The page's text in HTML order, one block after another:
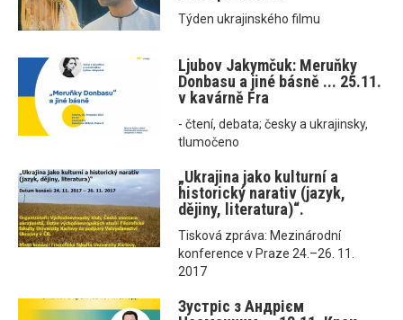
Týden ukrajinského filmu
Ljubov Jakymčuk: Meruňky
Donbasu a jiné básně ... 25.11.
v kavárně Fra
- čtení, debata; česky a ukrajinsky,
tlumočeno
„Ukrajina jako kulturní a
historický narativ (jazyk,
dějiny, literatura)“.
Tisková zpráva: Mezinárodní
konference v Praze 24.–26. 11.
2017
Зустріс з Андрієм